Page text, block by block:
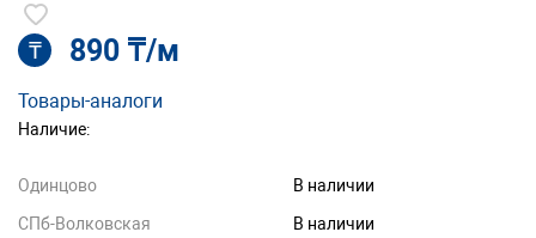
₸ 890 ₸/м
Товары-аналоги
Наличие:
Одинцово
В наличии
СПб-Волковская
В наличии